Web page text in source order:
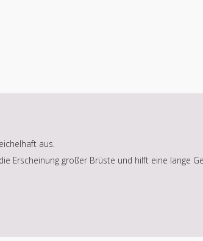
aus.
Erscheinung großer Brüste und hilft eine lange